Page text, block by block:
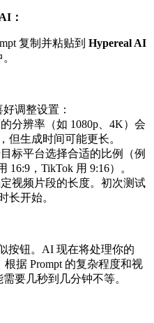
：
复制并粘贴到 Hypereal AI
调整设置：
分辨率（如 1080p、4K）会
但生成时间可能更长。
标平台选择合适的比例（例
16:9，TikTok 用 9:16）。
视频片段的长度。初次测试
长开始。
按钮。AI 现在将处理你的
根据 Prompt 的复杂程度和视
要几秒到几分钟不等。